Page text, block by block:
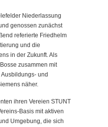
Niederlassung
genossen zunächst
referierte Friedhelm
und die
in der Zukunft. Als
zusammen mit
und
näher.
ihren Vereien STUNT
Basis mit aktiven
Umgebung, die sich